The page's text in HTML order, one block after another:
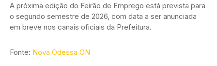
A próxima edição do Feirão de Emprego está prevista para
o segundo semestre de 2026, com data a ser anunciada
em breve nos canais oficiais da Prefeitura.
Fonte: Nova Odessa ON